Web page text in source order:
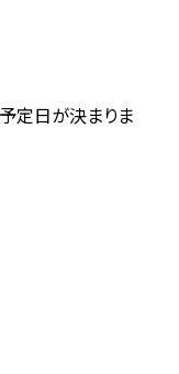
定日が決まりま